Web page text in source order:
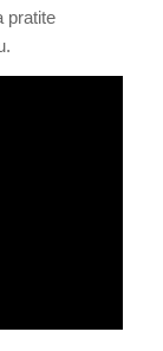
pratite